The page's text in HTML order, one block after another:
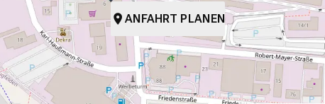
ANFAHRT PLANEN